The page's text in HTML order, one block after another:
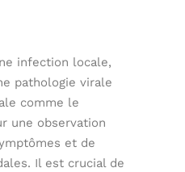
infection locale,
pathologie virale
comme le
une observation
et de
Il est crucial de